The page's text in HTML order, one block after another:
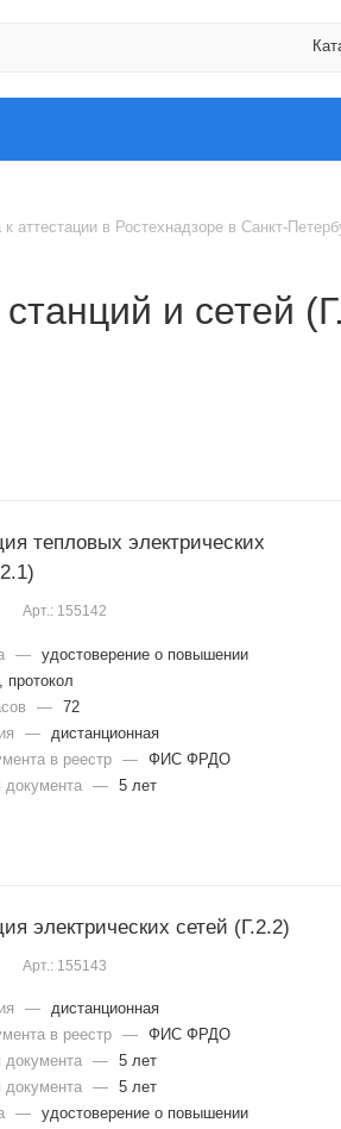
к аттестации в Ростехнадзоре в Санкт-
и сетей
тепловых электрических
Арт.: 155142
— удостоверение о повышении
протокол
— 72
—
дистанционная
в реестр
— ФИС ФРДО
документа
— 5 лет
электрических сетей (Г.2.2)
Арт.: 155143
— дистанционная
в реестр
— ФИС ФРДО
документа
— 5 лет
документа
— 5 лет
— удостоверение о повышении